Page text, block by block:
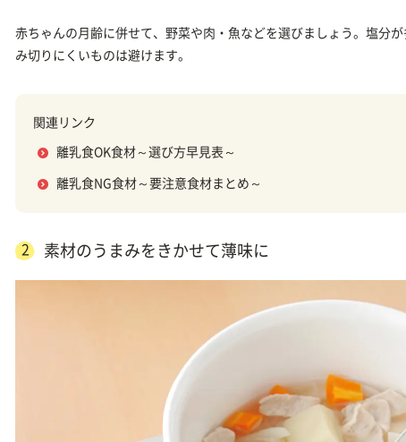
赤ちゃんの月齢に併せて、野菜や肉・魚などを選びましょう。塩分
み切りにくいものは避けます。
関連リンク
離乳食OK食材～選び方早見表～
離乳食NG食材～要注意食材まとめ～
2 素材のうまみをきかせて薄味に